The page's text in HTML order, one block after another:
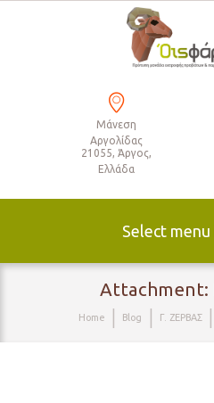
Μάνεση
Αργολίδας
21055, Άργος,
Ελλάδα
Select
Attachment:
Home Blog Γ. ΖΕΡΒΑΣ